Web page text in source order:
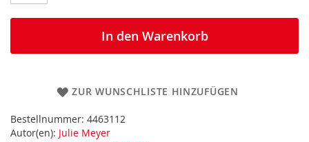
In den Warenkorb
ZUR WUNSCHLISTE HINZUFÜGEN
Bestellnummer: 4463112
Autor(en): Julie Meyer